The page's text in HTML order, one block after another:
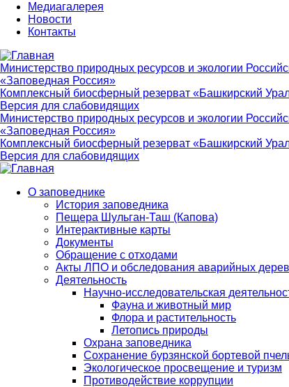
Медиагалерея
Новости
Контакты
Министерство природных ресурсов и экологии
«Заповедная Россия»
Комплексный биосферный резерват «Башкирский
Версия для слабовидящих
Министерство природных ресурсов и экологии
«Заповедная Россия»
Комплексный биосферный резерват «Башкирский
Версия для слабовидящих
navigation
О заповеднике
История заповедника
Пещера Шульган-Таш (Капова)
Интерактивные карты
Документы
Обращение с отходами
Акты ЛПО и обследования аварийных
Деятельность
Научно-исследовательская
Фауна и животный мир
Флора и растительность
Летопись природы
Охрана заповедника
Сохранение бурзянской бортевой
Экологическое просвещение и туризм
Противодействие коррупции